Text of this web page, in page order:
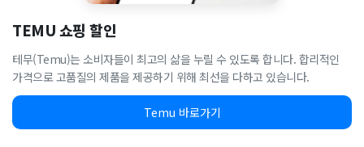
TEMU 쇼핑 할인
테무(Temu)는 소비자들이 최고의 삶을 누릴 수 있도록 합니다. 합리적인
가격으로 고품질의 제품을 제공하기 위해 최선을 다하고 있습니다.
Temu 바로가기